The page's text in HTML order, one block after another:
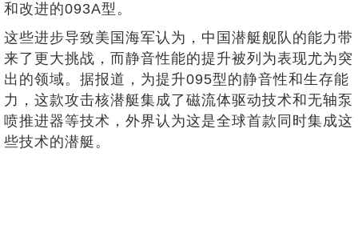
和改进的093A型。
这些进步导致美国海军认为，中国潜艇舰队的能力带
来了更大挑战，而静音性能的提升被列为表现尤为突
出的领域。据报道，为提升095型的静音性和生存能
力，这款攻击核潜艇集成了磁流体驱动技术和无轴泵
喷推进器等技术，外界认为这是全球首款同时集成这
些技术的潜艇。